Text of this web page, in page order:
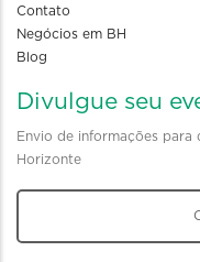
Contato
Negócios em BH
Blog
Divulgue seu
Envio de informações
Horizonte